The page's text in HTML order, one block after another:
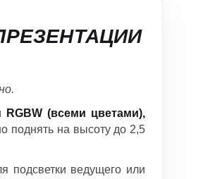
(всеми цветами),
поднять на высоту до 2,5
подсветки ведущего или